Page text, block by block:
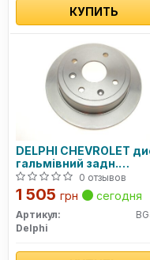
КУПИТЬ
DELPHI CHEVROLET
гальмівний задн.
LacettiNubira,Daewoo
0 отзывов
1 505 грн сегодня
Артикул:
Delphi